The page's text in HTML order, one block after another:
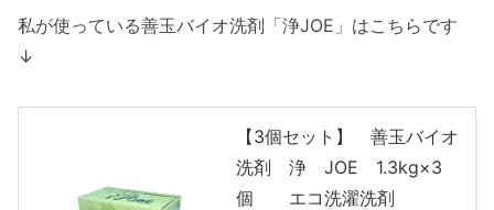
私が使っている善玉バイオ洗剤「浄JOE」はこちらです
↓
【3個セット】 善玉バイオ
洗剤 浄 JOE 1.3kg×3
個 エコ洗濯洗剤